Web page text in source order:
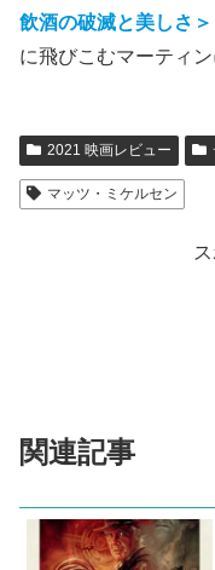
飲酒の破滅と美しさ＞
に飛びこむマーティ
2021 映画レビュー
マッツ・ミケルセン
関連記事